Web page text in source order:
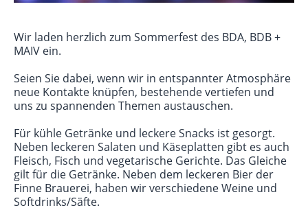
Wir laden herzlich zum Sommerfest des BDA, BDB +
MAIV ein.
Seien Sie dabei, wenn wir in entspannter Atmosphäre
neue Kontakte knüpfen, bestehende vertiefen und
uns zu spannenden Themen austauschen.
Für kühle Getränke und leckere Snacks ist gesorgt.
Neben leckeren Salaten und Käseplatten gibt es auch
Fleisch, Fisch und vegetarische Gerichte. Das Gleiche
gilt für die Getränke. Neben dem leckeren Bier der
Finne Brauerei, haben wir verschiedene Weine und
Softdrinks/Säfte.